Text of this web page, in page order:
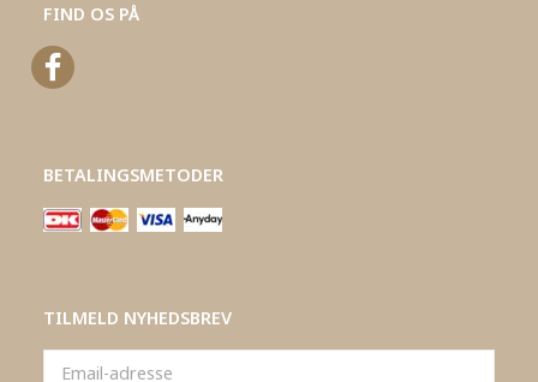
FIND OS PÅ
BETALINGSMETODER
TILMELD NYHEDSBREV